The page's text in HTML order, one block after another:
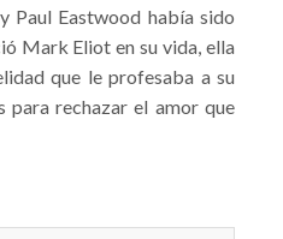
Paul Eastwood había sido
Mark Eliot en su vida, ella
que le profesaba a su
para rechazar el amor que